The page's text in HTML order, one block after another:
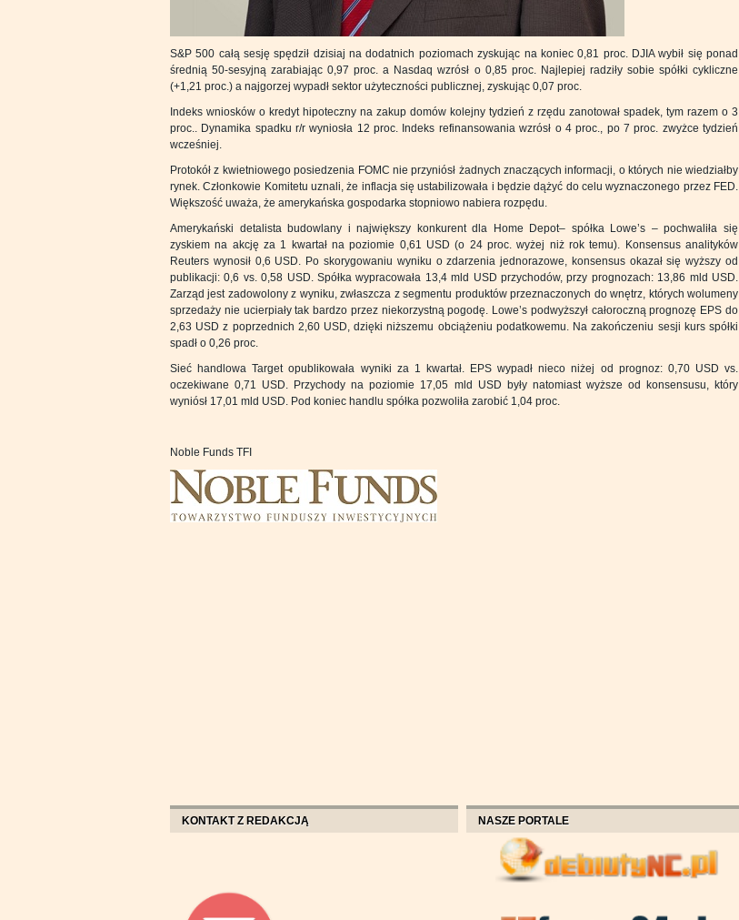
S&P 500 całą sesję spędził dzisiaj na dodatnich poziomach zyskując na koniec 0,81 proc. DJIA wybił się ponad
średnią 50-sesyjną zarabiając 0,97 proc. a Nasdaq wzrósł o 0,85 proc. Najlepiej radziły sobie spółki cykliczne
(+1,21 proc.) a najgorzej wypadł sektor użyteczności publicznej, zyskując 0,07 proc.
Indeks wniosków o kredyt hipoteczny na zakup domów kolejny tydzień z rzędu zanotował spadek, tym razem o 3
proc.. Dynamika spadku r/r wyniosła 12 proc. Indeks refinansowania wzrósł o 4 proc., po 7 proc. zwyżce tydzień
wcześniej.
Protokół z kwietniowego posiedzenia FOMC nie przyniósł żadnych znaczących informacji, o których nie wiedziałby
rynek. Członkowie Komitetu uznali, że inflacja się ustabilizowała i będzie dążyć do celu wyznaczonego przez FED.
Większość uważa, że amerykańska gospodarka stopniowo nabiera rozpędu.
Amerykański detalista budowlany i największy konkurent dla Home Depot– spółka Lowe’s – pochwaliła się
zyskiem na akcję za 1 kwartał na poziomie 0,61 USD (o 24 proc. wyżej niż rok temu). Konsensus analityków
Reuters wynosił 0,6 USD. Po skorygowaniu wyniku o zdarzenia jednorazowe, konsensus okazał się wyższy od
publikacji: 0,6 vs. 0,58 USD. Spółka wypracowała 13,4 mld USD przychodów, przy prognozach: 13,86 mld USD.
Zarząd jest zadowolony z wyniku, zwłaszcza z segmentu produktów przeznaczonych do wnętrz, których wolumeny
sprzedaży nie ucierpiały tak bardzo przez niekorzystną pogodę. Lowe’s podwyższył całoroczną prognozę EPS do
2,63 USD z poprzednich 2,60 USD, dzięki niższemu obciążeniu podatkowemu. Na zakończeniu sesji kurs spółki
spadł o 0,26 proc.
Sieć handlowa Target opublikowała wyniki za 1 kwartał. EPS wypadł nieco niżej od prognoz: 0,70 USD vs.
oczekiwane 0,71 USD. Przychody na poziomie 17,05 mld USD były natomiast wyższe od konsensusu, który
wyniósł 17,01 mld USD. Pod koniec handlu spółka pozwoliła zarobić 1,04 proc.
Noble Funds TFI
KONTAKT Z REDAKCJĄ NASZE PORTALE